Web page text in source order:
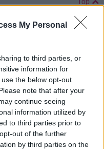
My Personal
to third parties, or
information for
the below opt-out
note that after your
continue seeing
information utilized by
to third parties prior to
out of the further
by third parties on the